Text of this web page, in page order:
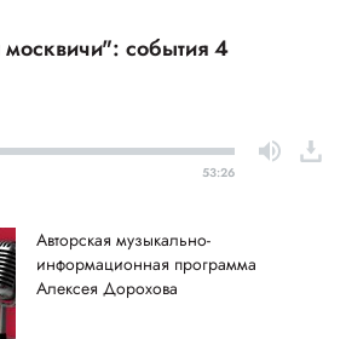
события 4
53:26
Авторская музыкально-
информационная программа
Алексея Дорохова